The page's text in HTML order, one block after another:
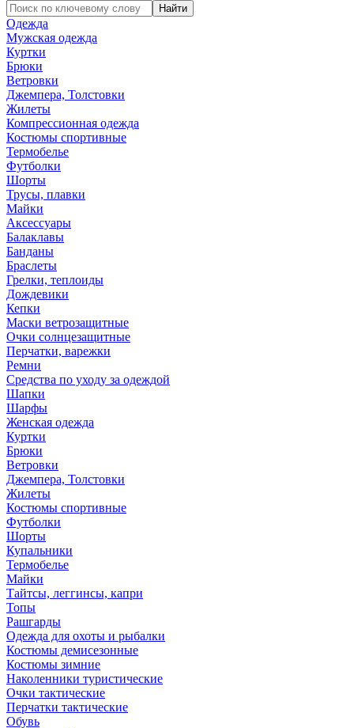
Найти
Одежда
Мужская одежда
Куртки
Брюки
Ветровки
Джемпера, Толстовки
Жилеты
Компрессионная одежда
Костюмы спортивные
Термобелье
Футболки
Шорты
Трусы, плавки
Майки
Аксессуары
Балаклавы
Банданы
Браслеты
Грелки, теплоиды
Дождевики
Кепки
Маски ветрозащитные
Очки солнцезащитные
Перчатки, варежки
Ремни
Средства по уходу за одеждой
Шапки
Шарфы
Женская одежда
Куртки
Брюки
Ветровки
Джемпера, Толстовки
Жилеты
Костюмы спортивные
Футболки
Шорты
Купальники
Термобелье
Майки
Тайтсы, леггинсы, капри
Топы
Рашгарды
Одежда для охоты и рыбалки
Костюмы демисезонные
Костюмы зимние
Наколенники туристические
Очки тактические
Перчатки тактические
Обувь